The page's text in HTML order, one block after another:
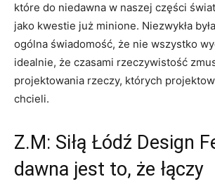
które do niedawna w naszej części
jako kwestie już minione. Niezwykła
ogólna świadomość, że nie wszystko
idealnie, że czasami rzeczywistość
projektowania rzeczy, których
chcieli.
Z.M: Siłą Łódź Design
dawna jest to, że łączy